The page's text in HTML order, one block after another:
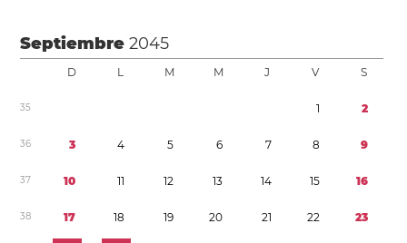
Septiembre2045
D L M M J V S
35 1 2
36 3 4 5 6 7 8 9
37 10 11 12 13 14 15 16
38 17 18 19 20 21 22 23